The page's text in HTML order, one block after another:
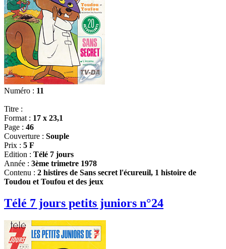
Numéro : 11
Titre :
Format : 17 x 23,1
Page : 46
Couverture : Souple
Prix : 5 F
Edition : Télé 7 jours
Année : 3ème trimetre 1978
Contenu : 2 histires de Sans secret l'écureuil, 1 histoire de
Toudou et Toufou et des jeux
Télé 7 jours petits juniors n°24